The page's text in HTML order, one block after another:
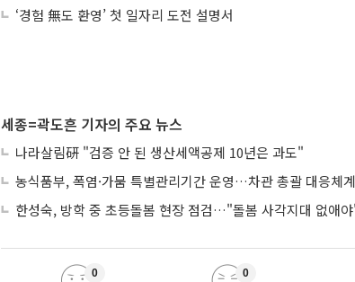
‘경험 無도 환영’ 첫 일자리 도전 설명서
세종=곽도흔 기자의 주요 뉴스
나라살림硏 "검증 안 된 생산세액공제 10년은 과도"
농식품부, 폭염·가뭄 특별관리기간 운영…차관 총괄 대응체
한성숙, 방학 중 초등돌봄 현장 점검…"돌봄 사각지대 없애
0 0